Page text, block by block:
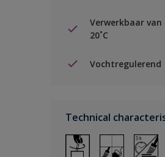
Verwerkbaar
20˚C
Vochtregulerend
Technical